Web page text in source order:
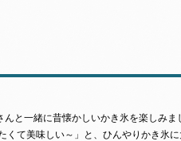
と一緒に昔懐かしいかき氷を楽しみ
くて美味しい～」と、ひんやりかき氷